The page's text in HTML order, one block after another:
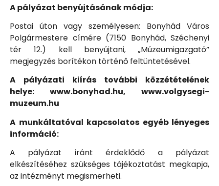
A pályázat benyújtásának módja:
Postai úton vagy személyesen: Bonyhád Város
Polgármestere címére (7150 Bonyhád, Széchenyi
tér 12.) kell benyújtani, „Múzeumigazgató”
megjegyzés borítékon történő feltüntetésével.
A pályázati kiírás további közzétételének
helye: www.bonyhad.hu, www.volgysegi-
muzeum.hu
A munkáltatóval kapcsolatos egyéb lényeges
információ:
A pályázat iránt érdeklődő a pályázat
elkészítéséhez szükséges tájékoztatást megkapja,
az intézményt megismerheti.